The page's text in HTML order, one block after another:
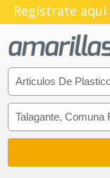
Regístrate